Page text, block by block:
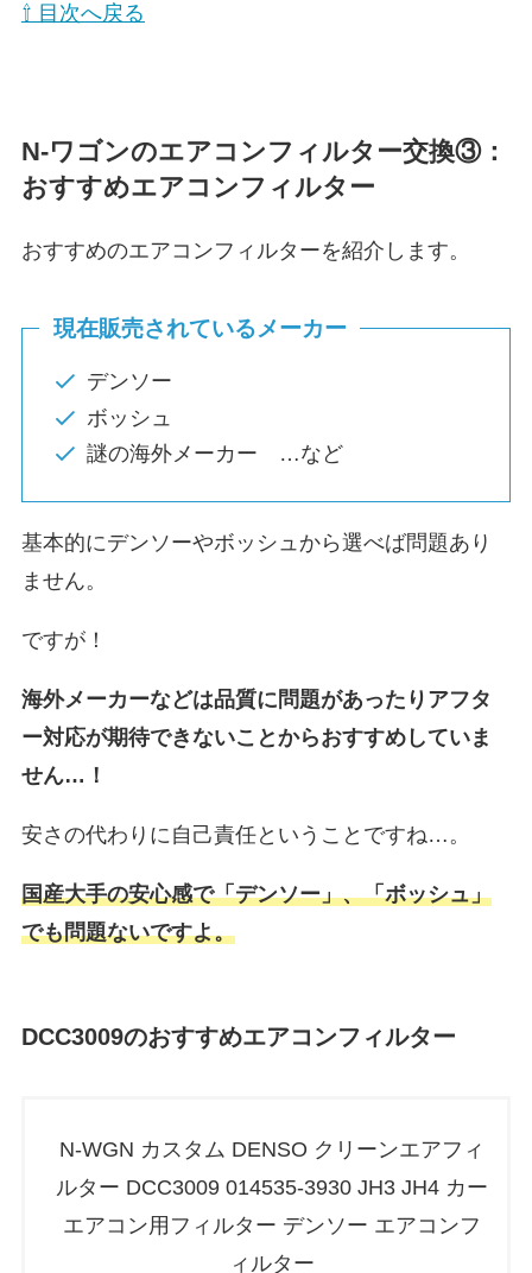
⇧ 目次へ戻る
N-ワゴンのエアコンフィルター交換③：
おすすめエアコンフィルター
おすすめのエアコンフィルターを紹介します。
現在販売されているメーカー
デンソー
ボッシュ
謎の海外メーカー …など
基本的にデンソーやボッシュから選べば問題あり
ません。
ですが！
海外メーカーなどは品質に問題があったりアフタ
ー対応が期待できないことからおすすめしていま
せん…！
安さの代わりに自己責任ということですね…。
国産大手の安心感で「デンソー」、「ボッシュ」
でも問題ないですよ。
DCC3009のおすすめエアコンフィルター
N-WGN カスタム DENSO クリーンエアフィ
ルター DCC3009 014535-3930 JH3 JH4 カー
エアコン用フィルター デンソー エアコンフ
ィルター